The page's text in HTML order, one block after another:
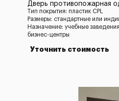
Дверь противопожарная
Тип покрытия: пластик CPL
Размеры: стандартные или
Назначение: учебные
бизнес-центры
Уточнить стоимость